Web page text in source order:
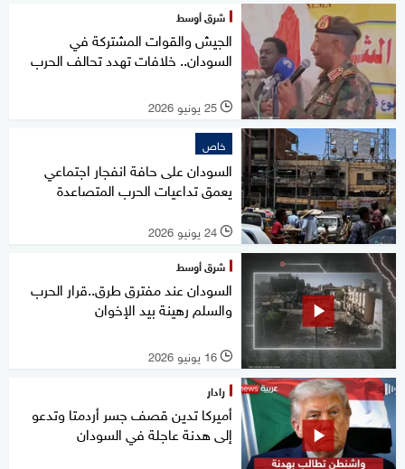
شرق أوسط
الجيش والقوات المشتركة في
السودان.. خلافات تهدد تحالف الحرب
l 25 يونيو 2026
خاص
السودان على حافة انفجار اجتماعي
يعمق تداعيات الحرب المتصاعدة
l 24 يونيو 2026
شرق أوسط
السودان عند مفترق طرق..قرار الحرب
والسلم رهينة بيد الإخوان
l 16 يونيو 2026
رادار
أميركا تدين قصف جسر أردمتا وتدعو
إلى هدنة عاجلة في السودان